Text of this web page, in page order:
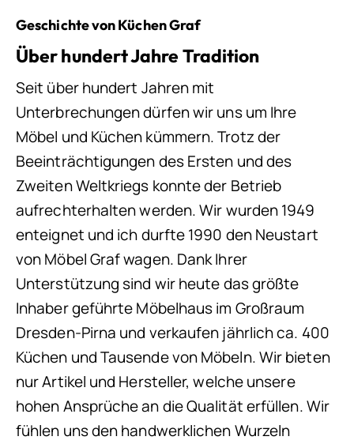
Geschichte von Küchen Graf
Über hundert Jahre Tradition
Seit über hundert Jahren mit
Unterbrechungen dürfen wir uns um Ihre
Möbel und Küchen kümmern. Trotz der
Beeinträchtigungen des Ersten und des
Zweiten Weltkriegs konnte der Betrieb
aufrechterhalten werden. Wir wurden 1949
enteignet und ich durfte 1990 den Neustart
von Möbel Graf wagen. Dank Ihrer
Unterstützung sind wir heute das größte
Inhaber geführte Möbelhaus im Großraum
Dresden-Pirna und verkaufen jährlich ca. 400
Küchen und Tausende von Möbeln. Wir bieten
nur Artikel und Hersteller, welche unsere
hohen Ansprüche an die Qualität erfüllen. Wir
fühlen uns den handwerklichen Wurzeln